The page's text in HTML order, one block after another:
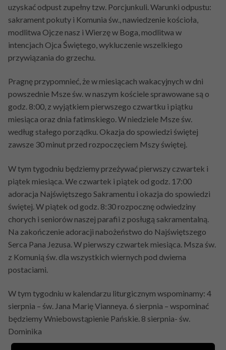
Pogrzeb katolicki
uzyskać odpust zupełny tzw. Porcjunkuli. Warunki odpustu:
sakrament pokuty i Komunia św., nawiedzenie kościoła,
modlitwa Ojcze nasz i Wierzę w Boga, modlitwa w
intencjach Ojca Świętego, wykluczenie wszelkiego
przywiązania do grzechu.
Pragnę przypomnieć, że w miesiącach wakacyjnych w dni
powszednie Msze św. w naszym kościele sprawowane są o
godz. 8:00, z wyjątkiem pierwszego czwartku i piątku
miesiąca oraz dnia fatimskiego. W niedziele Msze św.
według stałego porządku. Okazja do spowiedzi świętej
zawsze 30 minut przed rozpoczęciem Mszy świętej.
W tym tygodniu będziemy przeżywać pierwszy czwartek i
piątek miesiąca. We czwartek i piątek od godz. 17:00
adoracja Najświętszego Sakramentu i okazja do spowiedzi
świętej. W piątek od godz. 8:30 rozpocznę odwiedziny
chorych i seniorów naszej parafii z posługą sakramentalną.
Na zakończenie adoracji nabożeństwo do Najświętszego
Serca Pana Jezusa. W pierwszy czwartek miesiąca. Msza św.
z Komunią św. dla wszystkich wiernych pod dwiema
postaciami.
W tym tygodniu w kalendarzu liturgicznym wspominamy: 4
sierpnia – św. Jana Marię Vianneya. 6 sierpnia – wspominać
będziemy Wniebowstąpienie Pańskie. 8 sierpnia- św.
Dominika